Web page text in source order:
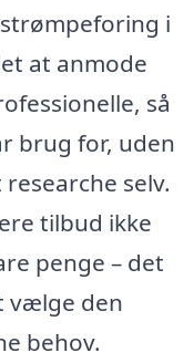
i
at anmode
så
brug for, uden
selv.
tilbud ikke
penge – det
vælge den
behov.